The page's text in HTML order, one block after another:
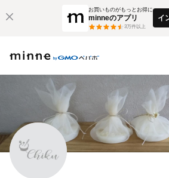
お買いものがもっとお得に
minneのアプリ
3万件以上
イ